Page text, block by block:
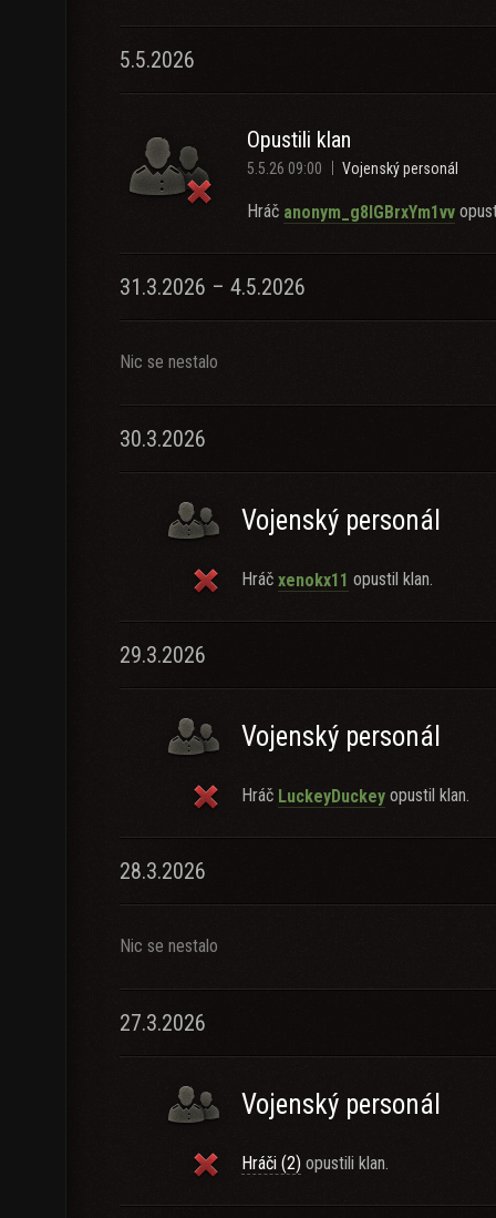
5.5.2026
Opustili klan
5.5.26 09:00 Vojenský personál
Hráč anonym_g8lGBrxYm1vv
31.3.2026 – 4.5.2026
Nic se nestalo
30.3.2026
Vojenský personál
Hráč xenokx11 opustil klan.
29.3.2026
Vojenský personál
Hráč LuckeyDuckey opustil klan.
28.3.2026
Nic se nestalo
27.3.2026
Vojenský personál
Hráči (2) opustili klan.